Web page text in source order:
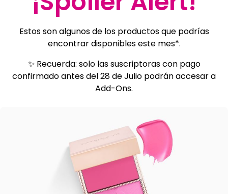
Estos son algunos de los productos que podrías
encontrar disponibles este mes*.
✨ Recuerda: solo las suscriptoras con pago
confirmado antes del 28 de Julio podrán accesar a
Add-Ons.